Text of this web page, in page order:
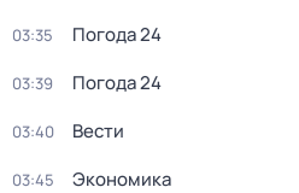
03:35 Погода 24
03:39 Погода 24
03:40 Вести
03:45 Экономика